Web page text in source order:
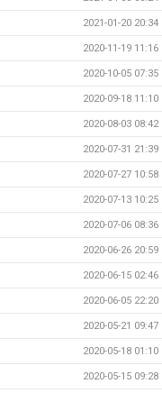
2021-01-20 20:34
2020-11-19 11:16
2020-10-05 07:35
2020-09-18 11:10
2020-08-03 08:42
2020-07-31 21:39
2020-07-27 10:58
2020-07-13 10:25
2020-07-06 08:36
2020-06-26 20:59
2020-06-15 02:46
2020-06-05 22:20
2020-05-21 09:47
2020-05-18 01:10
2020-05-15 09:28